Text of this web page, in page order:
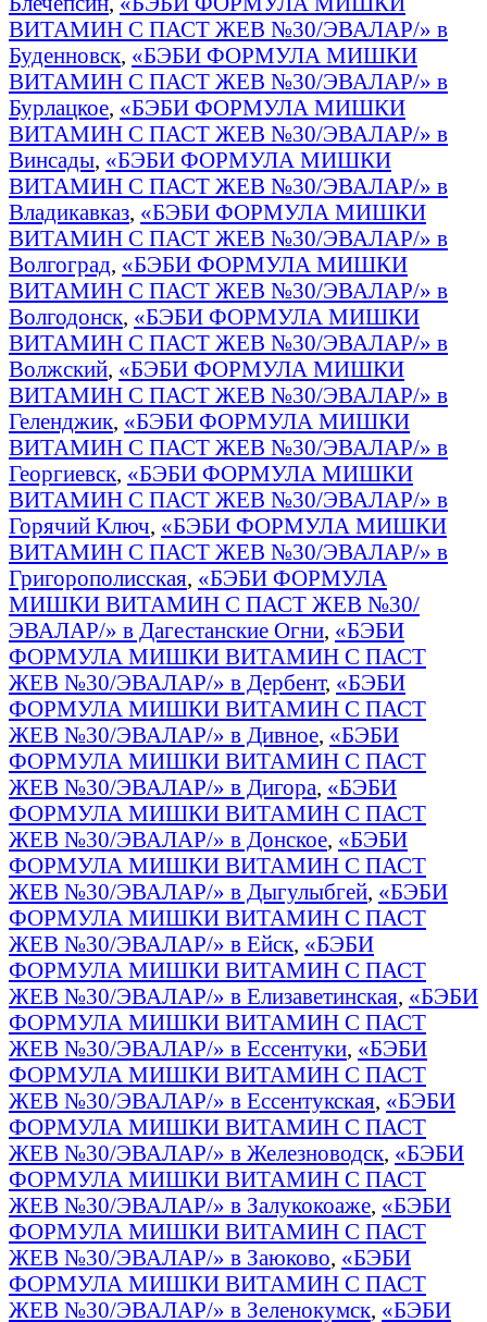
ВИТАМИН С ПАСТ ЖЕВ №30/ЭВАЛАР/» в
Буденновск, «БЭБИ ФОРМУЛА МИШКИ
ВИТАМИН С ПАСТ ЖЕВ №30/ЭВАЛАР/» в
Бурлацкое, «БЭБИ ФОРМУЛА МИШКИ
ВИТАМИН С ПАСТ ЖЕВ №30/ЭВАЛАР/» в
Винсады, «БЭБИ ФОРМУЛА МИШКИ
ВИТАМИН С ПАСТ ЖЕВ №30/ЭВАЛАР/» в
Владикавказ, «БЭБИ ФОРМУЛА МИШКИ
ВИТАМИН С ПАСТ ЖЕВ №30/ЭВАЛАР/» в
Волгоград, «БЭБИ ФОРМУЛА МИШКИ
ВИТАМИН С ПАСТ ЖЕВ №30/ЭВАЛАР/» в
Волгодонск, «БЭБИ ФОРМУЛА МИШКИ
ВИТАМИН С ПАСТ ЖЕВ №30/ЭВАЛАР/» в
Волжский, «БЭБИ ФОРМУЛА МИШКИ
ВИТАМИН С ПАСТ ЖЕВ №30/ЭВАЛАР/» в
Геленджик, «БЭБИ ФОРМУЛА МИШКИ
ВИТАМИН С ПАСТ ЖЕВ №30/ЭВАЛАР/» в
Георгиевск, «БЭБИ ФОРМУЛА МИШКИ
ВИТАМИН С ПАСТ ЖЕВ №30/ЭВАЛАР/» в
Горячий Ключ, «БЭБИ ФОРМУЛА МИШКИ
ВИТАМИН С ПАСТ ЖЕВ №30/ЭВАЛАР/» в
Григорополисская, «БЭБИ ФОРМУЛА
МИШКИ ВИТАМИН С ПАСТ ЖЕВ №30/
ЭВАЛАР/» в Дагестанские Огни, «БЭБИ
ФОРМУЛА МИШКИ ВИТАМИН С ПАСТ
ЖЕВ №30/ЭВАЛАР/» в Дербент, «БЭБИ
ФОРМУЛА МИШКИ ВИТАМИН С ПАСТ
ЖЕВ №30/ЭВАЛАР/» в Дивное, «БЭБИ
ФОРМУЛА МИШКИ ВИТАМИН С ПАСТ
ЖЕВ №30/ЭВАЛАР/» в Дигора, «БЭБИ
ФОРМУЛА МИШКИ ВИТАМИН С ПАСТ
ЖЕВ №30/ЭВАЛАР/» в Донское, «БЭБИ
ФОРМУЛА МИШКИ ВИТАМИН С ПАСТ
ЖЕВ №30/ЭВАЛАР/» в Дыгулыбгей, «БЭБИ
ФОРМУЛА МИШКИ ВИТАМИН С ПАСТ
ЖЕВ №30/ЭВАЛАР/» в Ейск, «БЭБИ
ФОРМУЛА МИШКИ ВИТАМИН С ПАСТ
ЖЕВ №30/ЭВАЛАР/» в Елизаветинская, «БЭБИ
ФОРМУЛА МИШКИ ВИТАМИН С ПАСТ
ЖЕВ №30/ЭВАЛАР/» в Ессентуки, «БЭБИ
ФОРМУЛА МИШКИ ВИТАМИН С ПАСТ
ЖЕВ №30/ЭВАЛАР/» в Ессентукская, «БЭБИ
ФОРМУЛА МИШКИ ВИТАМИН С ПАСТ
ЖЕВ №30/ЭВАЛАР/» в Железноводск, «БЭБИ
ФОРМУЛА МИШКИ ВИТАМИН С ПАСТ
ЖЕВ №30/ЭВАЛАР/» в Залукокоаже, «БЭБИ
ФОРМУЛА МИШКИ ВИТАМИН С ПАСТ
ЖЕВ №30/ЭВАЛАР/» в Заюково, «БЭБИ
ФОРМУЛА МИШКИ ВИТАМИН С ПАСТ
ЖЕВ №30/ЭВАЛАР/» в Зеленокумск, «БЭБИ